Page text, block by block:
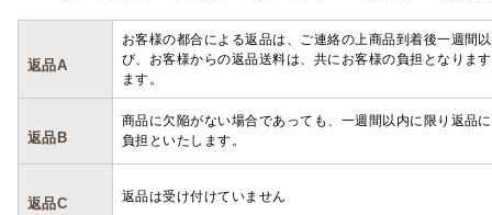
返品A
お客様の都合による返品は、ご連絡の上商品到着後一週間
び、お客様からの返品送料は、共にお客様の負担となりま
ます。
返品B
商品に欠陥がない場合であっても、一週間以内に限り返品
負担といたします。
返品C 返品は受け付けていません